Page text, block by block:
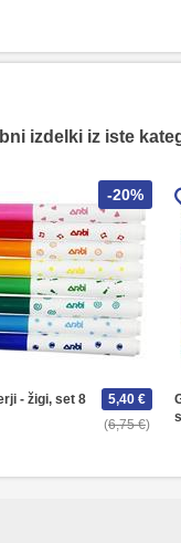
izdelki iz iste
-20%
- žigi, set 8
6,75 €
5,40 €